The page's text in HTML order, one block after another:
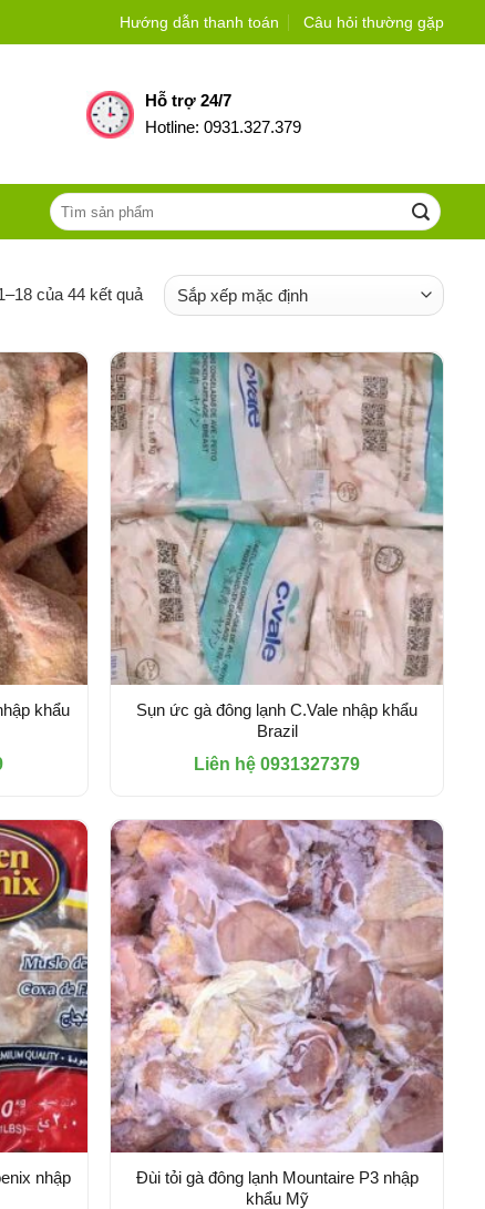
Hướng dẫn thanh toán Câu hỏi thường gặp
Hỗ trợ 24/7
Hotline: 0931.327.379
Tìm
kiếm:
của 44 kết quả
khẩu
Sụn ức gà đông lạnh C.Vale nhập khẩu
Brazil
Liên hệ 0931327379
nhập
Đùi tỏi gà đông lạnh Mountaire P3 nhập
khẩu Mỹ